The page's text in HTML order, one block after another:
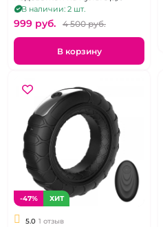
В наличии: 2 шт.
999 pуб. 4 500 pуб.
В корзину
-47% ХИТ
5.0 1 отзыв